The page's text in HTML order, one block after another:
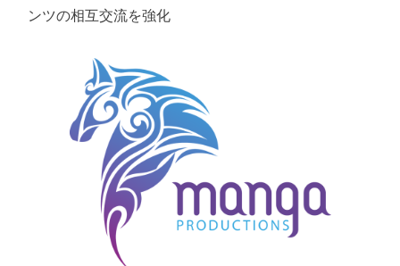
ンツの相互交流を強化